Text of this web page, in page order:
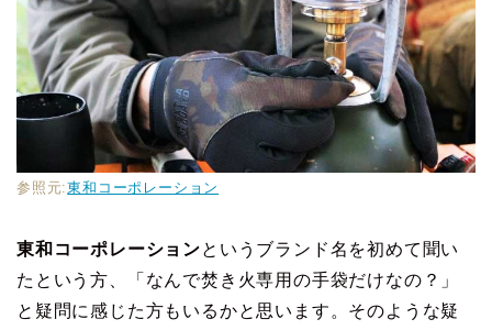
参照元:東和コーポレーション
東和コーポレーションというブランド名を初めて聞い
たという方、「なんで焚き火専用の手袋だけなの？」
と疑問に感じた方もいるかと思います。そのような疑